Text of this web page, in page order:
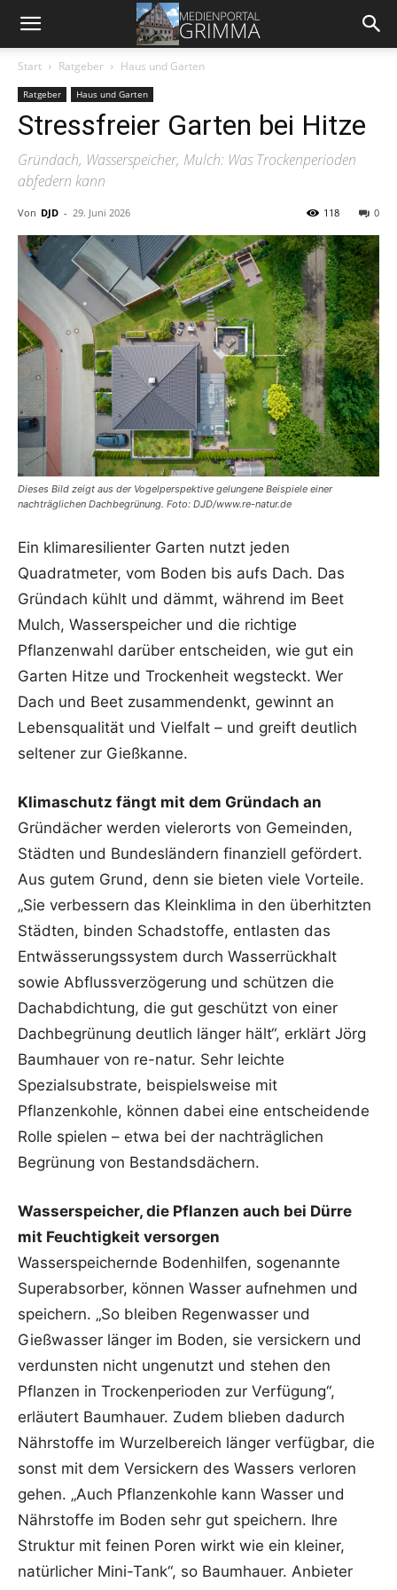
Start Ratgeber Haus und Garten
Ratgeber Haus und Garten
Stressfreier Garten bei Hitze
Gründach, Wasserspeicher, Mulch: Was Trockenperioden
abfedern kann
Von DJD - 29. Juni 2026 0
118
Dieses Bild zeigt aus der Vogelperspektive gelungene Beispiele einer
nachträglichen Dachbegrünung. Foto: DJD/www.re-natur.de
Ein klimaresilienter Garten nutzt jeden
Quadratmeter, vom Boden bis aufs Dach. Das
Gründach kühlt und dämmt, während im Beet
Mulch, Wasserspeicher und die richtige
Pflanzenwahl darüber entscheiden, wie gut ein
Garten Hitze und Trockenheit wegsteckt. Wer
Dach und Beet zusammendenkt, gewinnt an
Lebensqualität und Vielfalt – und greift deutlich
seltener zur Gießkanne.
Klimaschutz fängt mit dem Gründach an
Gründächer werden vielerorts von Gemeinden,
Städten und Bundesländern finanziell gefördert.
Aus gutem Grund, denn sie bieten viele Vorteile.
„Sie verbessern das Kleinklima in den überhitzten
Städten, binden Schadstoffe, entlasten das
Entwässerungssystem durch Wasserrückhalt
sowie Abflussverzögerung und schützen die
Dachabdichtung, die gut geschützt von einer
Dachbegrünung deutlich länger hält“, erklärt Jörg
Baumhauer von re-natur. Sehr leichte
Spezialsubstrate, beispielsweise mit
Pflanzenkohle, können dabei eine entscheidende
Rolle spielen – etwa bei der nachträglichen
Begrünung von Bestandsdächern.
Wasserspeicher, die Pflanzen auch bei Dürre
mit Feuchtigkeit versorgen
Wasserspeichernde Bodenhilfen, sogenannte
Superabsorber, können Wasser aufnehmen und
speichern. „So bleiben Regenwasser und
Gießwasser länger im Boden, sie versickern und
verdunsten nicht ungenutzt und stehen den
Pflanzen in Trockenperioden zur Verfügung“,
erläutert Baumhauer. Zudem blieben dadurch
Nährstoffe im Wurzelbereich länger verfügbar, die
sonst mit dem Versickern des Wassers verloren
gehen. „Auch Pflanzenkohle kann Wasser und
Nährstoffe im Boden sehr gut speichern. Ihre
Struktur mit feinen Poren wirkt wie ein kleiner,
natürlicher Mini-Tank“, so Baumhauer. Anbieter